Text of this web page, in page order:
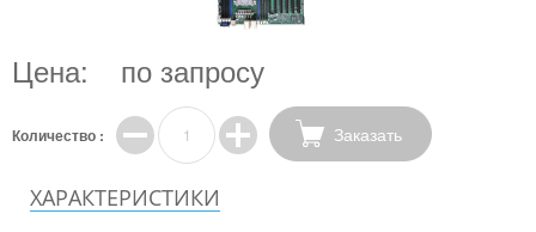
Цена: по запросу
Количество : Заказать
ХАРАКТЕРИСТИКИ